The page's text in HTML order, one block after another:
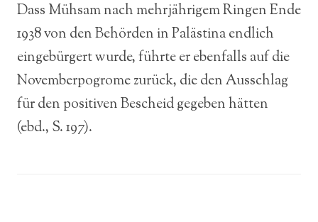
Dass Mühsam nach mehrjährigem Ringen Ende
1938 von den Behörden in Palästina endlich
eingebürgert wurde, führte er ebenfalls auf die
Novemberpogrome zurück, die den Ausschlag
für den positiven Bescheid gegeben hätten
(ebd., S. 197).